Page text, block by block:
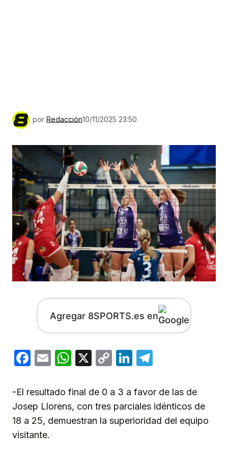
por Redacción10/11/2025 23:50
Agregar 8SPORTS.es en
Facebook
EmailWhatsApp
X
CopyLinkedIn
-El resultado final de 0 a 3 a favor de las de
Josep Llorens, con tres parciales idénticos de
18 a 25, demuestran la superioridad del equipo
visitante.